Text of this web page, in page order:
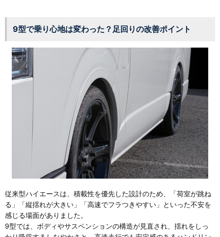
9型で乗り心地は変わった？足回りの改善ポイント
従来型ハイエースは、積載性を優先した設計のため、「荷室が跳ね
る」「縦揺れが大きい」「高速でフラつきやすい」といった不安を
感じる場面がありました。
9型では、ボディやサスペンションの構造が見直され、揺れをしっ